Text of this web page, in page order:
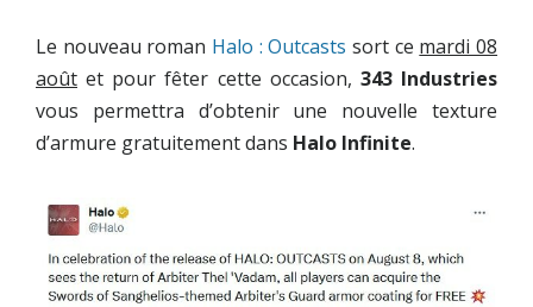
Le nouveau roman Halo : Outcasts sort ce mardi 08
août et pour fêter cette occasion, 343 Industries
vous permettra d’obtenir une nouvelle texture
d’armure gratuitement dans Halo Infinite.